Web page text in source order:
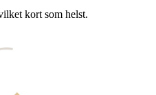
kort som helst.